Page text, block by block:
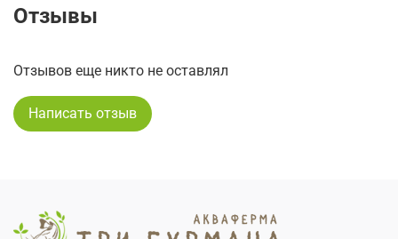
Отзывы
Отзывов еще никто не оставлял
Написать отзыв